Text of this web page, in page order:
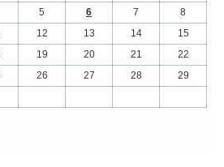
5 6 7
8
12 13 14
15
19 20 21
22
26 27 28
29